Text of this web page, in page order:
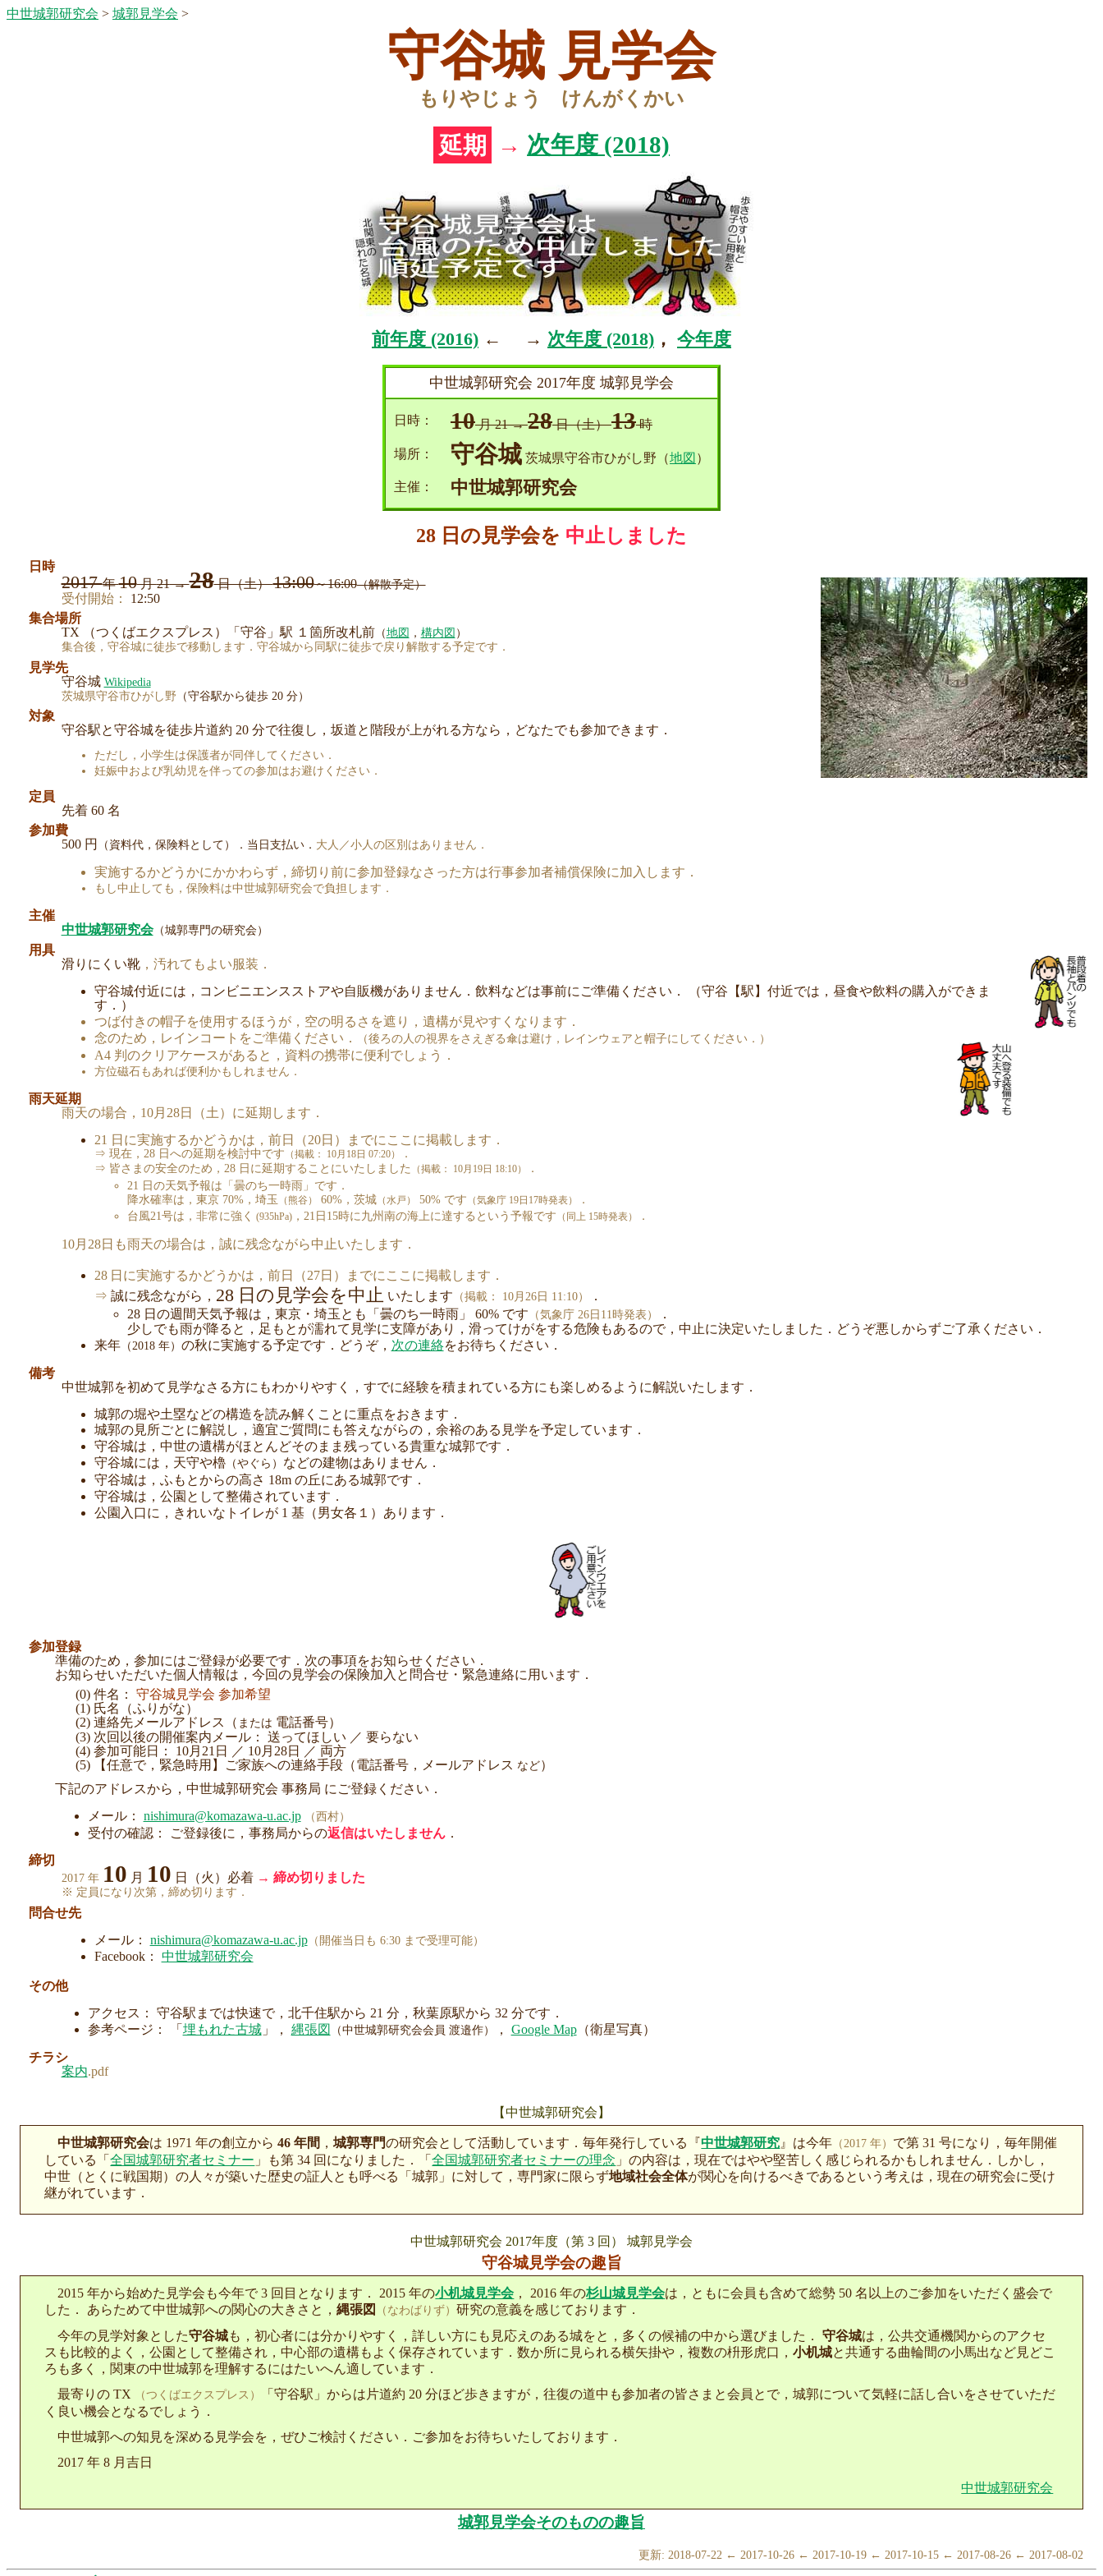
中世城郭研究会 > 城郭見学会 >
守谷城 見学会
もりやじょう けんがくかい
延期 → 次年度 (2018)
前年度 (2016) ← → 次年度 (2018) ， 今年度
中世城郭研究会 2017年度 城郭見学会
日時： 10月 21 →28日（土）13時
場所： 守谷城 茨城県守谷市ひがし野（地図 ）
主催： 中世城郭研究会
28 日の見学会を 中止しました
日時
2017年10月21→28日（土）13:00～16:00（解散予定）
受付開始：
12:50
集合場所
TX （つくばエクスプレス）「守谷」駅 １箇所改札前（地図 ， 構内図 ）
集合後，守谷城に徒歩で移動します．守谷城から同駅に徒歩で戻り解散する予定です．
見学先
守谷城 Wikipedia
茨城県守谷市ひがし野 （守谷駅から徒歩 20 分）
対象
守谷駅と守谷城を徒歩片道約 20 分で往復し，坂道と階段が上がれる方なら，どなたでも参加できます．
ただし，小学生は保護者が同伴してください．
妊娠中および乳幼児を伴っての参加はお避けください．
定員
先着 60 名
参加費
500 円
（資料代，保険料として）．当日支払い． 大人／小人の区別はありません．
実施するかどうかにかかわらず，締切り前に参加登録なさった方は行事参加者補償保険に加入します ．
もし中止しても，保険料は中世城郭研究会で負担します．
主催
中世城郭研究会（城郭専門の研究会）
用具
滑りにくい靴，汚れてもよい服装 ．
守谷城付近には，コンビニエンスストアや自販機がありません．飲料などは事前にご準備ください． （守谷【駅】付近では，昼食や飲料の購入ができま
す．）
つば付きの帽子を使用するほうが，空の明るさを遮り，遺構が見やすくなります．
念のため，レインコートをご準備ください．
（後ろの人の視界をさえぎる傘は避け，レインウェアと帽子にしてください．）
A4 判のクリアケースがあると，資料の携帯に便利でしょう．
方位磁石もあれば便利かもしれません．
雨天延期
雨天の場合，10月28日（土）に延期します．
21 日に実施するかどうかは，前日（20日）までにここに掲載します．
⇒ 現在，28 日への延期を検討中です （掲載： 10月18日 07:20）
．
⇒ 皆さまの安全のため，28 日に延期することにいたしました
（掲載： 10月19日 18:10）
．
21 日の天気予報は「曇のち一時雨」です．
降水確率は，東京 70%，埼玉
（熊谷） 60%，茨城（水戸） 50% です （気象庁 19日17時発表）
．
台風21号は，非常に強く
(935hPa)，21日15時に九州南の海上に達するという予報です （同上 15時発表） ．
10月28日も雨天の場合は，誠に残念ながら中止いたします．
28 日に実施するかどうかは，前日（27日）までにここに掲載します．
⇒ 誠に残念ながら， 28 日の見学会を中止 いたします （掲載： 10月26日 11:10）
．
28 日の週間天気予報は，東京・埼玉 とも「曇のち一時雨」 60% です （気象庁 26日11時発表）
．
少しでも雨が降ると，足もとが濡れて見学に支障があり，滑ってけがをする危険もあるので，中止に決定いたしました．どうぞ悪しからずご了承ください．
来年（2018 年） の秋に実施する予定です．どうぞ， 次の連絡をお待ちください．
備考
中世城郭を初めて見学なさる方にもわかりやすく，すでに経験を積まれている方にも楽しめるように解説いたします．
城郭の堀や土塁などの構造を読み解くことに重点をおきます．
城郭の見所ごとに解説し，適宜ご質問にも答えながらの，余裕のある見学を予定しています．
守谷城は，中世の遺構がほとんどそのまま残っている貴重な城郭です．
守谷城には，天守や櫓（やぐら） などの建物はありません．
守谷城は，ふもとからの高さ 18m の丘にある城郭です．
守谷城は，公園として整備されています．
公園入口に，きれいなトイレが 1 基（男女各１）あります．
参加登録
準備のため，参加にはご登録が必要です．次の事項をお知らせください．
お知らせいただいた個人情報は，今回の見学会の保険加入と問合せ・緊急連絡に用います．
(0) 件名： 守谷城見学会 参加希望
(1) 氏名（ふりがな）
(2) 連絡先メールアドレス（ または 電話番号）
(3) 次回以後の開催案内メール： 送ってほしい ／ 要らない
(4) 参加可能日： 10月21日 ／ 10月28日 ／ 両方
(5) 【任意で，緊急時用】ご家族への連絡手段（電話番号，メールアドレス など）
下記のアドレスから，中世城郭研究会 事務局 にご登録ください．
メール： nishimura@komazawa-u.ac.jp （西村）
受付の確認： ご登録後に，事務局からの返信はいたしません．
締切
2017 年 10 月 10 日（火）必着 → 締め切りました
※ 定員になり次第，締め切ります．
問合せ先
メール： nishimura@komazawa-u.ac.jp（開催当日も 6:30 まで受理可能）
Facebook： 中世城郭研究会
その他
アクセス： 守谷駅までは快速で，北千住駅から 21 分，秋葉原駅から 32 分です．
参考ページ： 「 埋もれた古城」， 縄張図 （中世城郭研究会会員 渡邉作） ， Google Map（衛星写真）
チラシ
案内.pdf
【中世城郭研究会】
中世城郭研究会は 1971 年の創立から46 年間 ，城郭専門の研究会として活動しています．毎年発行している『中世城郭研究 』は今年 （2017 年） で第 31 号になり，毎年開催
している「全国城郭研究者セミナー 」も第 34 回になりました． 「全国城郭研究者セミナーの理念 」の内容は，現在ではやや堅苦しく感じられるかもしれません．しかし，
中世（とくに戦国期）の人々が築いた歴史の証人とも呼べる「城郭」に対して，専門家に限らず地域社会全体が関心を向けるべきであるという考えは，現在の研究会に受け
継がれています．
中世城郭研究会 2017年度（第 3 回） 城郭見学会
守谷城見学会の趣旨
2015 年から始めた見学会も今年で 3 回目となります． 2015 年の小机城見学会， 2016 年の杉山城見学会は，ともに会員も含めて総勢 50 名以上のご参加をいただく盛会で
した． あらためて中世城郭への関心の大きさと，縄張図 （なわばりず）研究の意義を感じております．
今年の見学対象とした守谷城も，初心者には分かりやすく，詳しい方にも見応えのある城をと，多くの候補の中から選びました．守谷城は，公共交通機関からのアクセ
スも比較的よく，公園として整備され，中心部の遺構もよく保存されています．数か所に見られる横矢掛や，複数の枡形虎口，小机城と共通する曲輪間の小馬出など見どこ
ろも多く，関東の中世城郭を理解するにはたいへん適しています．
最寄りの TX
（つくばエクスプレス）
「守谷駅」からは片道約 20 分ほど歩きますが，往復の道中も参加者の皆さまと会員とで，城郭について気軽に話し合いをさせていただ
く良い機会となるでしょう．
中世城郭への知見を深める見学会を，ぜひご検討ください．ご参加をお待ちいたしております．
2017 年 8 月吉日
中世城郭研究会
城郭見学会そのものの趣旨
更新: 2018-07-22 ← 2017-10-26 ← 2017-10-19 ← 2017-10-15 ← 2017-08-26 ← 2017-08-02